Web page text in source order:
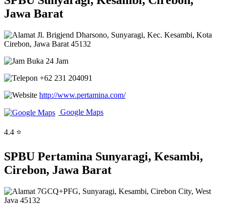
Jawa Barat
Jl. Brigjend Dharsono, Sunyaragi, Kec. Kesambi, Kota
Cirebon, Jawa Barat 45132
Buka 24 Jam
+62 231 204091
http://www.pertamina.com/
Google Maps
4.4 ⭐
SPBU Pertamina Sunyaragi, Kesambi,
Cirebon, Jawa Barat
7GCQ+PFG, Sunyaragi, Kesambi, Cirebon City, West
Java 45132